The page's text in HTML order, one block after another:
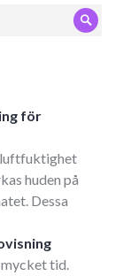
Sök
för
luftfuktighet
huden på
Dessa
tid.